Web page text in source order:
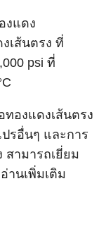
งแดง
เส้นตรง ที่
psi ที่
ทองแดงเส้นตรง
รอื่นๆ และการ
ามารถเยี่ยม
านเพิ่มเติม